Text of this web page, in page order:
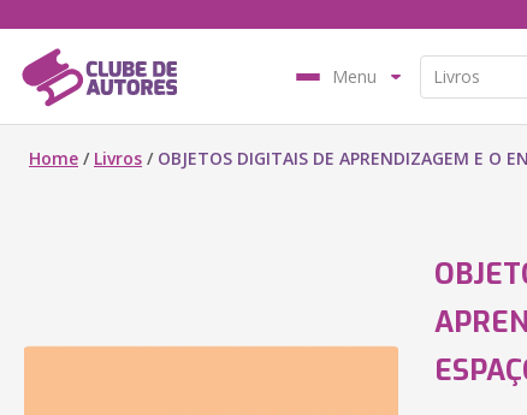
Menu
Home / Livros / OBJETOS DIGITAIS DE APRENDIZAGEM E O